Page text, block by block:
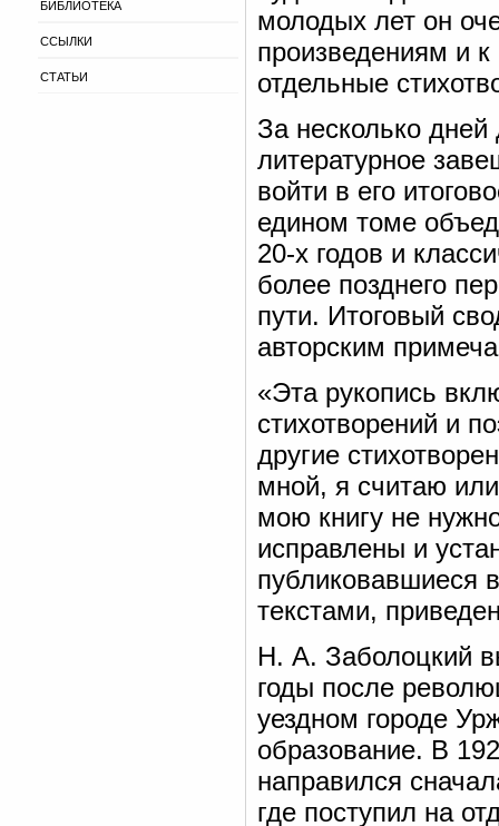
БИБЛИОТЕКА
ССЫЛКИ
СТАТЬИ
молодых лет он
произведениям и к
отдельные
За несколько
литературное
войти в его
едином томе
20-х годов и
более позднего
пути. Итоговый
авторским
«Эта рукопись
стихотворений и
другие
мной, я считаю
мою книгу не
исправлены и
публиковавшиеся
текстами,
Н. А. Заболоцкий
годы после
уездном городе
образование. В
направился
где поступил на